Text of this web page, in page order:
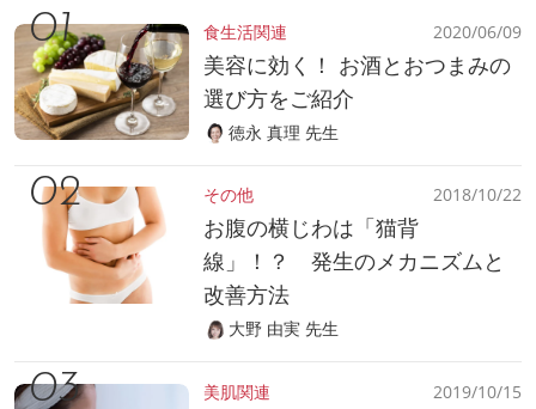
食生活関連 2020/06/09
美容に効く！ お酒とおつまみの
選び方をご紹介
徳永 真理 先生
その他 2018/10/22
お腹の横じわは「猫背
線」！？ 発生のメカニズムと
改善方法
大野 由実 先生
美肌関連 2019/10/15